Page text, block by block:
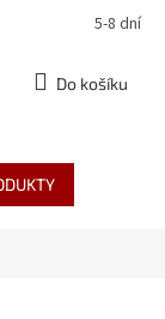
5-8 dní
Do košíku